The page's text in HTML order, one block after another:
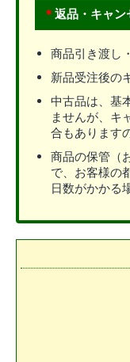
＊ 返品・キャン
商品引き渡し
新品受注後の
中古品は、基
ませんが、キ
合もあります
商品の保管（
で、お客様の
日数がかかる